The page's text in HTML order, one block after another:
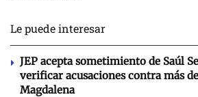
Le puede interesar
JEP acepta sometimiento de Saúl
verificar acusaciones contra más
Magdalena